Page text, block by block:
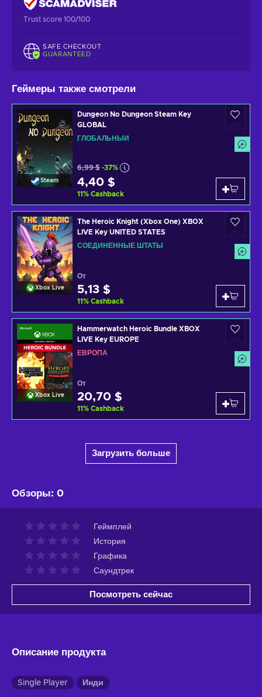
Trust score 100/100
SAFE CHECKOUT
GUARANTEED
Геймеры также смотрели
Steam
Dungeon No Dungeon Steam Key
GLOBAL
ГЛОБАЛЬНЫЙ
6,99 $ -37%
4,40 $
11% Cashback
Xbox Live
The Heroic Knight (Xbox One) XBOX
LIVE Key UNITED STATES
СОЕДИНЕННЫЕ ШТАТЫ
От
5,13 $
11% Cashback
Xbox Live
Hammerwatch Heroic Bundle XBOX
LIVE Key EUROPE
ЕВРОПА
От
20,70 $
11% Cashback
Загрузить больше
Обзоры: 0
Геймплей
История
Графика
Саундтрек
Посмотреть сейчас
Описание продукта
Single Player Инди